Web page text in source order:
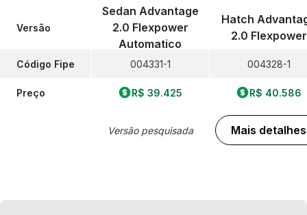
Versão
Código Fipe
Preço
Sedan Advantage
2.0 Flexpower
Automatico
004331-1
R$ 39.425
Versão pesquisada
Hatch
2.0 Flexpower
004328-1
R$ 40.586
Mais detalhes